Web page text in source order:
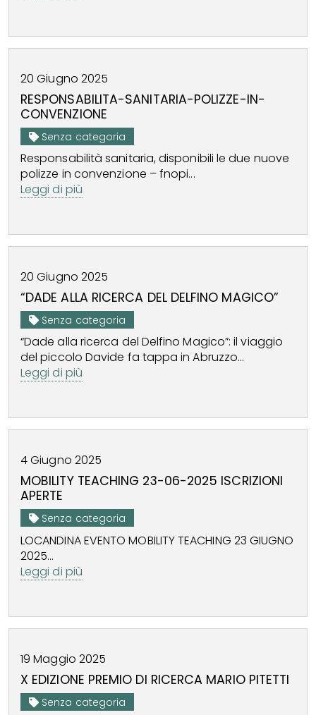
20 Giugno 2025
RESPONSABILITA-SANITARIA-POLIZZE-IN-
CONVENZIONE
Senza categoria
Responsabilità sanitaria, disponibili le due nuove
polizze in convenzione – fnopi...
Leggi di più
20 Giugno 2025
“DADE ALLA RICERCA DEL DELFINO MAGICO”
Senza categoria
“Dade alla ricerca del Delfino Magico”: il viaggio
del piccolo Davide fa tappa in Abruzzo...
Leggi di più
4Giugno 2025
MOBILITY TEACHING 23-06-2025 ISCRIZIONI
APERTE
Senza categoria
LOCANDINA EVENTO MOBILITY TEACHING 23 GIUGNO
2025...
Leggi di più
19 Maggio 2025
X EDIZIONE PREMIO DI RICERCA MARIO PITETTI
Senza categoria